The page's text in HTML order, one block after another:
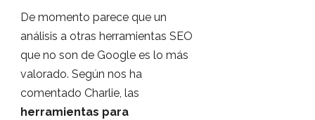
De momento parece que un
análisis a otras herramientas SEO
que no son de Google es lo más
valorado. Según nos ha
comentado Charlie, las
herramientas para